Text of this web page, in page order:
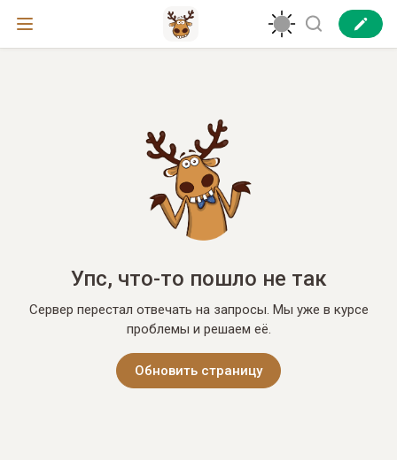
Упс, что-то пошло не так
Сервер перестал отвечать на запросы. Мы уже в курсе
проблемы и решаем её.
Обновить страницу